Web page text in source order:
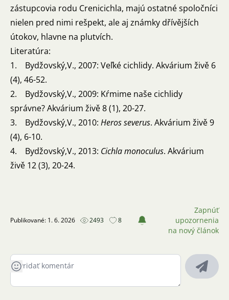
zástupcovia rodu Crenicichla, majú ostatné spoločníci
nielen pred nimi rešpekt, ale aj známky dřívějších
útokov, hlavne na plutvích.
Literatúra:
1. Bydžovský,V., 2007: Veľké cichlidy. Akvárium živě 6
(4), 46-52.
2. Bydžovský,V., 2009: Kŕmime naše cichlidy
správne? Akvárium živě 8 (1), 20-27.
3. Bydžovský,V., 2010: Heros severus. Akvárium živě 9
(4), 6-10.
4. Bydžovský,V., 2013: Cichla monoculus. Akvárium
živě 12 (3), 20-24.
Publikované: 1. 6. 2026 2493 8
Zapnúť
upozornenia
na nový článok